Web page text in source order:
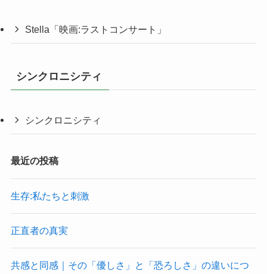
Stella「映画:ラストコンサート」
シンクロニシティ
シンクロニシティ
最近の投稿
生存:私たちと刺激
正直者の真実
共感と同感｜その「優しさ」と「恐ろしさ」の違いにつ